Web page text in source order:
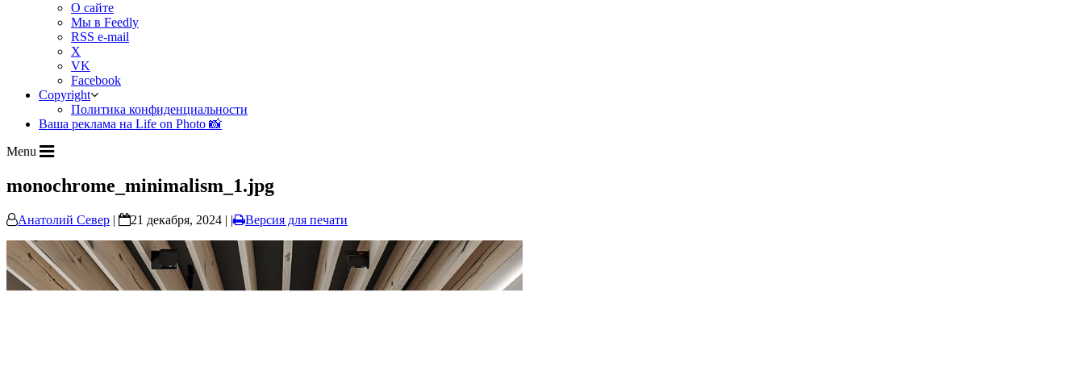
О сайте
Мы в Feedly
RSS e-mail
X
VK
Facebook
Copyright
Политика конфиденциальности
Ваша реклама на Life on Photo 📸
Menu
monochrome_minimalism_1.jpg
Анатолий Север | 21 декабря, 2024 | | Версия для печати